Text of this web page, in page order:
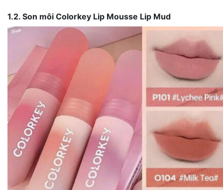
1.2. Son môi Colorkey Lip Mousse Lip Mud